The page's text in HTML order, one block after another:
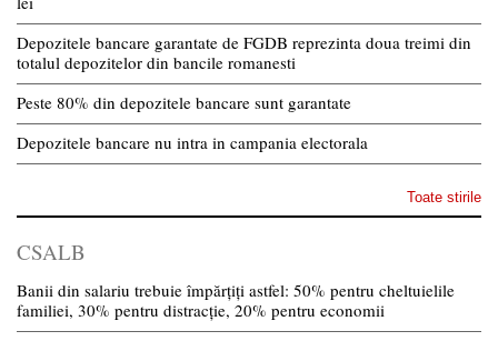
Depozitele bancare garantate de FGDB reprezinta doua treimi din
totalul depozitelor din bancile romanesti
Peste 80% din depozitele bancare sunt garantate
Depozitele bancare nu intra in campania electorala
Toate stirile
CSALB
Banii din salariu trebuie împărțiți astfel: 50% pentru cheltuielile
familiei, 30% pentru distracție, 20% pentru economii